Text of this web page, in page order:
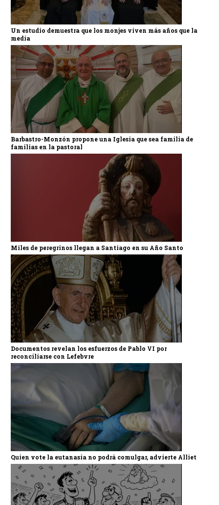
Un estudio demuestra que los monjes viven más años que la
media
Barbastro-Monzón propone una Iglesia que sea familia de
familias en la pastoral
Miles de peregrinos llegan a Santiago en su Año Santo
Documentos revelan los esfuerzos de Pablo VI por
reconciliarse con Lefebvre
Quien vote la eutanasia no podrá comulgar, advierte Alliet